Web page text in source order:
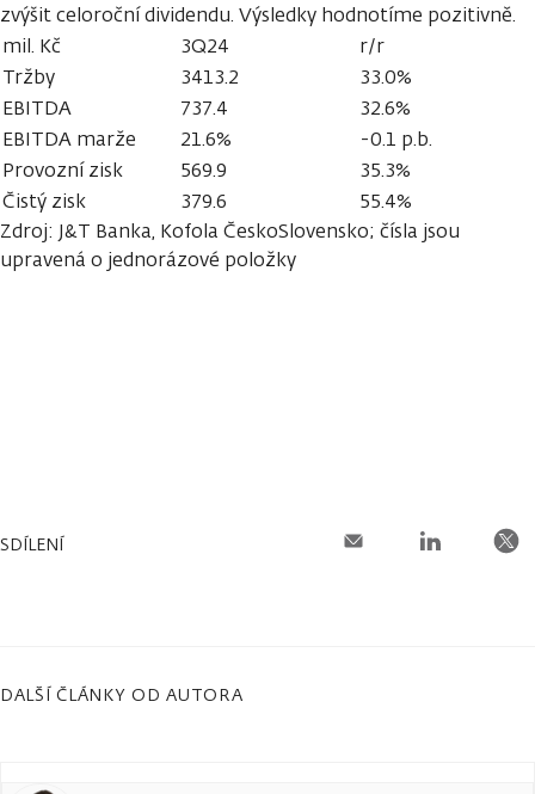
zvýšit celoroční dividendu. Výsledky hodnotíme pozitivně.
mil. Kč
3Q24
r/r
Tržby
3413.2
33.0%
EBITDA
737.4
32.6%
EBITDA marže
21.6%
-0.1 p.b.
Provozní zisk
569.9
35.3%
Čistý zisk
379.6
55.4%
Zdroj: J&T Banka, Kofola ČeskoSlovensko; čísla jsou
upravená o jednorázové položky
SDÍLENÍ
DALŠÍ ČLÁNKY OD AUTORA